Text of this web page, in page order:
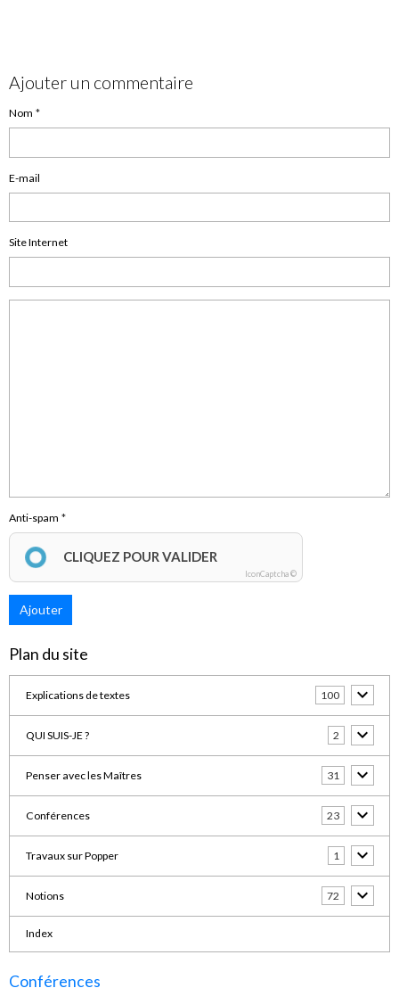
Ajouter un commentaire
Nom
E-mail
Site Internet
Anti-spam
CLIQUEZ POUR VALIDER
IconCaptcha ©
Ajouter
Plan du site
Explications de textes 100
QUI SUIS-JE ? 2
Penser avec les Maîtres 31
Conférences 23
Travaux sur Popper 1
Notions 72
Index
Conférences